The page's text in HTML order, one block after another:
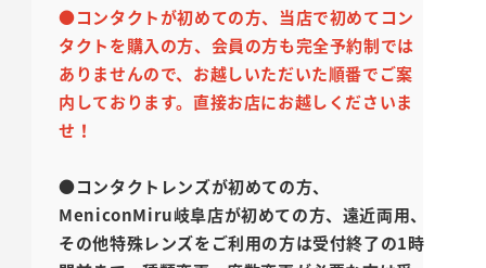
●コンタクトが初めての方、当店で初めてコン
タクトを購入の方、会員の方も完全予約制では
ありませんので、 お越しいただいた順番でご案
内しております。 直接お店にお越しくださいま
せ！
●コンタクトレンズが初めての方、
MeniconMiru岐阜店が初めての方、遠近両用、
その他特殊レンズをご利用の方は受付終了の1時